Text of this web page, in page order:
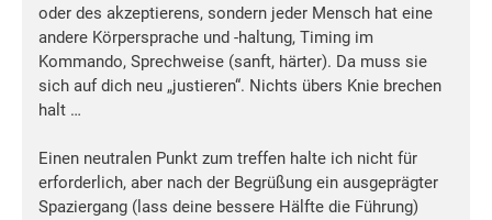
oder des akzeptierens, sondern jeder Mensch hat eine
andere Körpersprache und -haltung, Timing im
Kommando, Sprechweise (sanft, härter). Da muss sie
sich auf dich neu „justieren“. Nichts übers Knie brechen
halt …
Einen neutralen Punkt zum treffen halte ich nicht für
erforderlich, aber nach der Begrüßung ein ausgeprägter
Spaziergang (lass deine bessere Hälfte die Führung)